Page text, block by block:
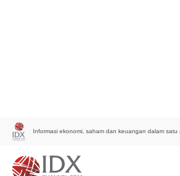
Informasi ekonomi, saham dan keuangan dalam satu